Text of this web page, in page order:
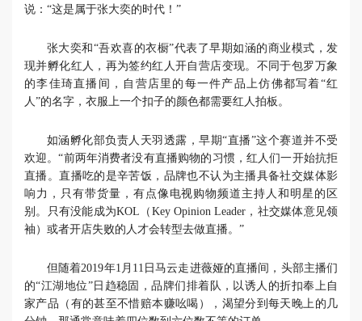
说：“这是属于张大奕的时代！”
张大奕和“吾欢喜的衣橱”代表了早期如涵的商业模式，发
现并孵化红人，再为签约红人开自营店变现。不同于包罗万象
的李佳琦直播间，自营店里的每一件产品上仿佛都写着“红
人”的名字，衣服上一个扣子的颜色都需要红人拍板。
如涵孵化部负责人天羽透露，早期“直播”这个赛道并不受
欢迎。“前两年消费者没有直播购物的习惯，红人们一开始抗拒
直播。直播吃的是辛苦饭，品牌也不认为主播具备社交媒体影
响力，只有带货量，有点像电视购物频道主持人和明星的区
别。只有没能成为KOL（Key Opinion Leader，社交媒体意见领
袖）或者开店失败的人才会转型去做直播。”
但随着2019年1月11日马云走进薇娅的直播间，头部主播们
的“江湖地位”日趋稳固，品牌们排着队，以诱人的折扣奉上自
家产品（有的甚至不惜赔本赚吆喝），渴望分到每天晚上的几